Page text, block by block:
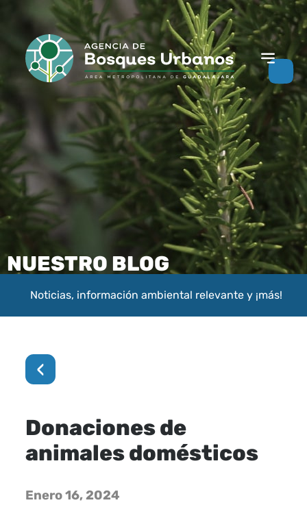
NUESTRO BLOG
Noticias, información ambiental relevante y ¡más!
‹
Donaciones de
animales domésticos
Enero 16, 2024